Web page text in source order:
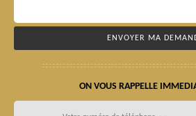
ON VOUS RAPPELLE